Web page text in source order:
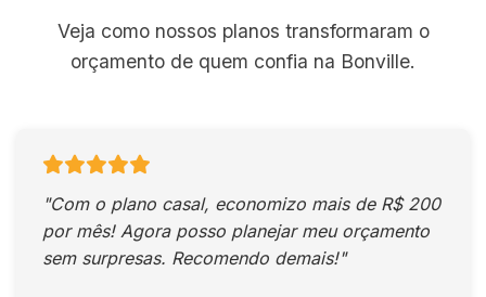
Veja como nossos planos transformaram o
orçamento de quem confia na Bonville.
"Com o plano casal, economizo mais de R$ 200
por mês! Agora posso planejar meu orçamento
sem surpresas. Recomendo demais!"